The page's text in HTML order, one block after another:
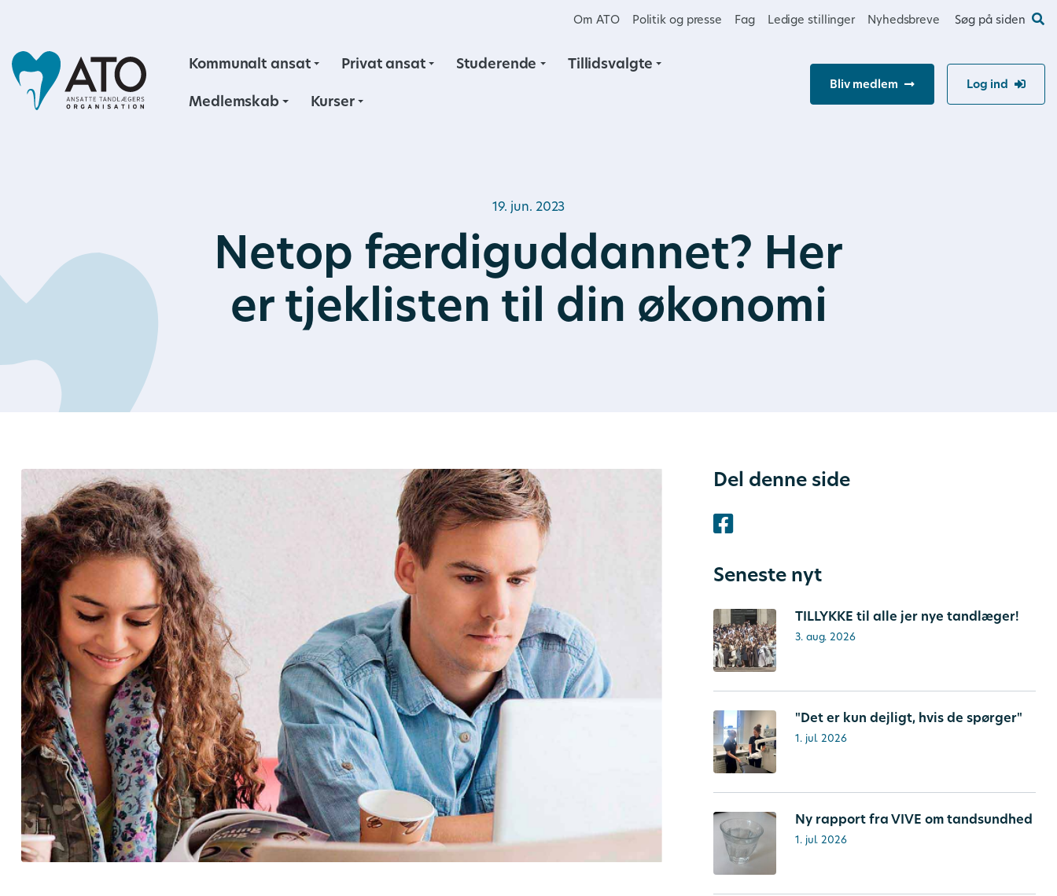
Om ATO Politik og presse Fag Ledige stillinger Nyhedsbreve Søg på siden
Kommunalt ansat Privat ansat Studerende Tillidsvalgte
Medlemskab Kurser
Bliv medlem Log ind
19. jun. 2023
Netop færdiguddannet? Her
er tjeklisten til din økonomi
Del denne side
Seneste nyt
TILLYKKE til alle jer nye tandlæger!
3. aug. 2026
"Det er kun dejligt, hvis de spørger"
1. jul. 2026
Ny rapport fra VIVE om tandsundhed
1. jul. 2026